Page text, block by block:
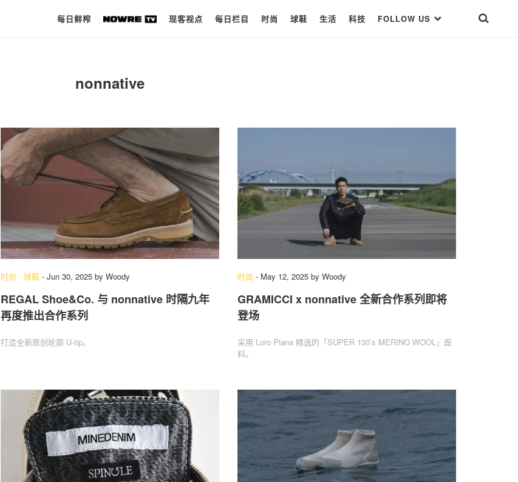
每日鲜榨 现客视点 每日栏目 时尚 球鞋 生活 科技 FOLLOW US
每日栏目
时 尚
球 鞋
生 活
科 技
关于我们
nonnative
时尚 . 球鞋 - Jun 30, 2025 by Woody
REGAL Shoe&Co. 与 nonnative 时隔九年
再度推出合作系列
打造全新原创轮廓 U-tip。
时尚 - May 12, 2025 by Woody
GRAMICCI x nonnative 全新合作系列即将
登场
采用 Loro Piana 精选的「SUPER 130’s MERINO WOOL」面
料。